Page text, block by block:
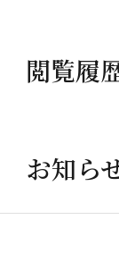
閲覧履
お知ら